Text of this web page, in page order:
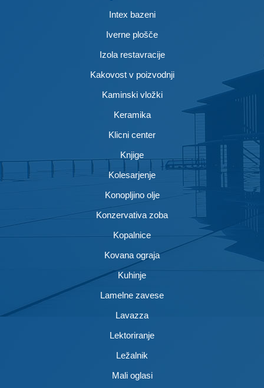
Intex bazeni
Iverne plošče
Izola restavracije
Kakovost v poizvodnji
Kaminski vložki
Keramika
Klicni center
Knjige
Kolesarjenje
Konopljino olje
Konzervativa zoba
Kopalnice
Kovana ograja
Kuhinje
Lamelne zavese
Lavazza
Lektoriranje
Ležalnik
Mali oglasi